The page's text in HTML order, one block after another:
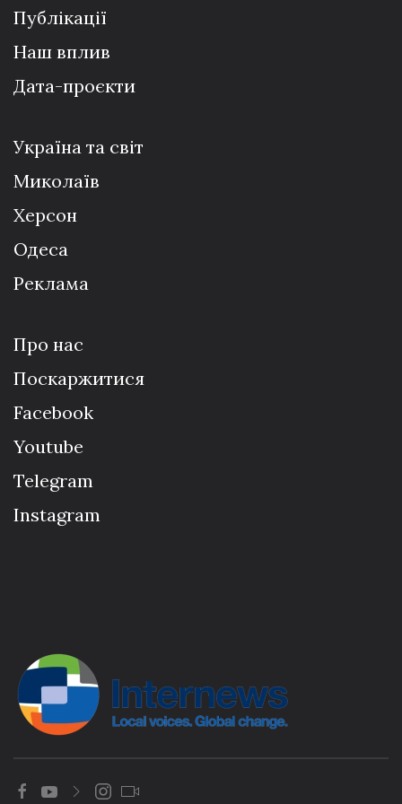
Публікації
Наш вплив
Дата-проєкти
Україна та світ
Миколаїв
Херсон
Одеса
Реклама
Про нас
Поскаржитися
Facebook
Youtube
Telegram
Instagram